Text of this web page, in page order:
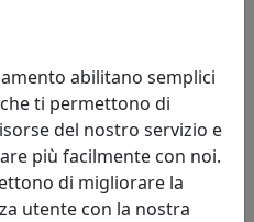
abilitano semplici
ti permettono di
del nostro servizio e
più facilmente con noi.
di migliorare la
utente con la nostra